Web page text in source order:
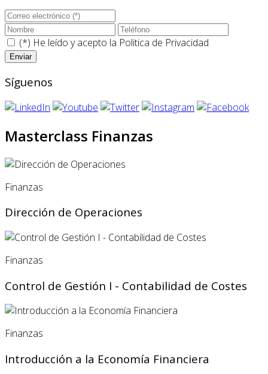
(*) He leído y acepto la Politica de Privacidad
Síguenos
Masterclass Finanzas
Finanzas
Dirección de Operaciones
Finanzas
Control de Gestión I - Contabilidad de Costes
Finanzas
Introducción a la Economía Financiera